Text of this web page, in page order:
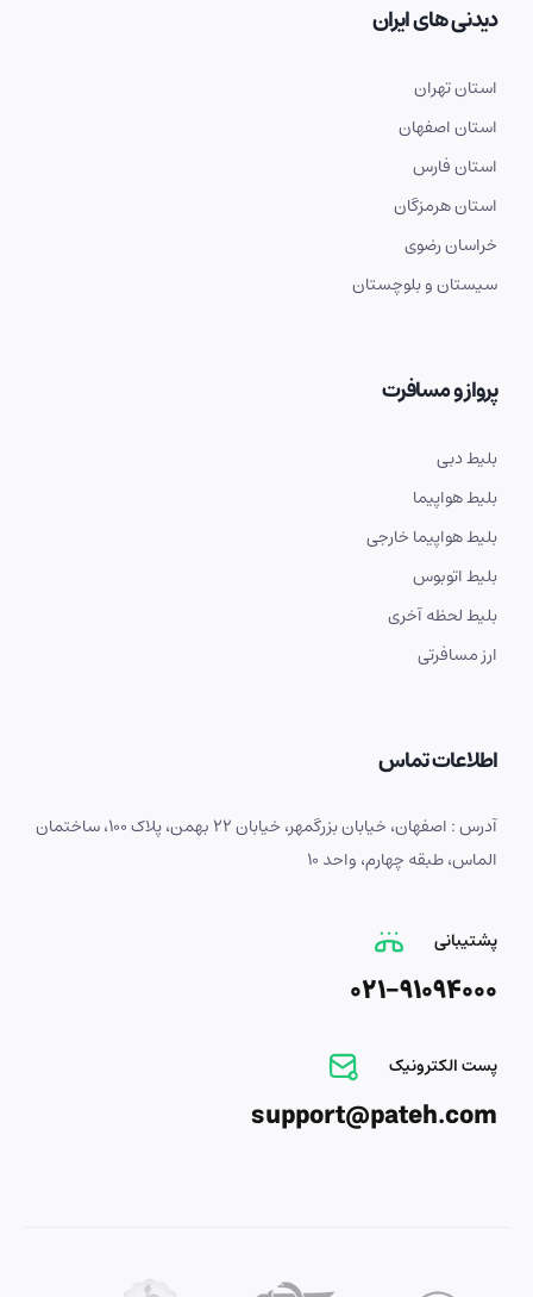
دیدنی های ایران
استان تهران
استان اصفهان
استان فارس
استان هرمزگان
خراسان رضوی
سیستان و بلوچستان
پرواز و مسافرت
بلیط دبی
بلیط هواپیما
بلیط هواپیما خارجی
بلیط اتوبوس
بلیط لحظه آخری
ارز مسافرتی
اطلاعات تماس
آدرس : اصفهان، خیابان بزرگمهر، خیابان 22 بهمن، پلاک 100، ساختمان
الماس، طبقه چهارم، واحد 10
پشتیبانی
021-91094000
پست الکترونیک
support@pateh.com